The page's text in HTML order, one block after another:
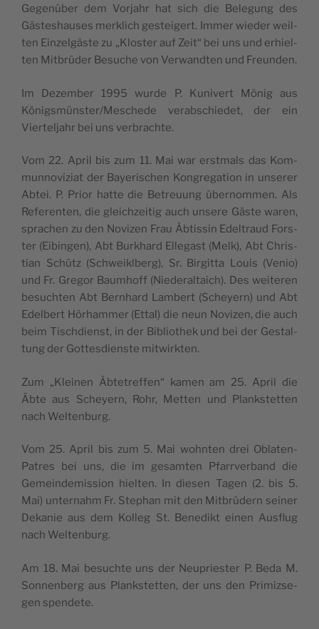
Gegenü­ber dem Vor­jahr hat sich die Bele­gung des
Gäs­te­shauses merk­lich ges­tei­gert. Immer wie­der weil­
ten Ein­zelgäste zu „Klos­ter auf Zeit“ bei uns und erhiel­
ten Mit­brü­der Besuche von Ver­wand­ten und Freunden.
Im Dezem­ber 1995 wurde P. Kuni­vert Mönig aus
Königsmünster/Meschede verab­schie­det, der ein
Vier­tel­jahr bei uns verbrachte.
Vom 22. April bis zum 11. Mai war erst­mals das Kom­
mun­no­vi­ziat der Baye­ri­schen Kon­gre­ga­tion in unse­rer
Abtei. P. Prior hatte die Betreuung über­nom­men. Als
Refe­ren­ten, die glei­ch­zei­tig auch unsere Gäste waren,
spra­chen zu den Novi­zen Frau Äbtis­sin Edel­traud Fors­
ter (Eibin­gen), Abt Bur­khard Elle­gast (Melk), Abt Chris­
tian Schütz (Schweikl­berg), Sr. Bir­git­ta Louis (Venio)
und Fr. Gre­gor Baum­hoff (Nie­de­ral­taich). Des wei­te­ren
besuch­ten Abt Bern­hard Lam­bert (Scheyern) und Abt
Edel­bert Hörham­mer (Ettal) die neun Novi­zen, die auch
beim Tisch­dienst, in der Biblio­thek und bei der Ges­tal­
tung der Got­tes­dienste mitwirkten.
Zum „Klei­nen Äbte­tref­fen“ kamen am 25. April die
Äbte aus Scheyern, Rohr, Met­ten und Planks­tet­ten
nach Weltenburg.
Vom 25. April bis zum 5. Mai wohn­ten drei Obla­ten-
Patres bei uns, die im gesam­ten Pfarr­ver­band die
Gemein­de­mis­sion hiel­ten. In die­sen Tagen (2. bis 5.
Mai) unter­nahm Fr. Ste­phan mit den Mit­brü­dern sei­ner
Deka­nie aus dem Kol­leg St. Bene­dikt einen Aus­flug
nach Weltenburg.
Am 18. Mai besuchte uns der Neu­pries­ter P. Beda M.
Son­nen­berg aus Planks­tet­ten, der uns den Pri­miz­se­
gen spendete.